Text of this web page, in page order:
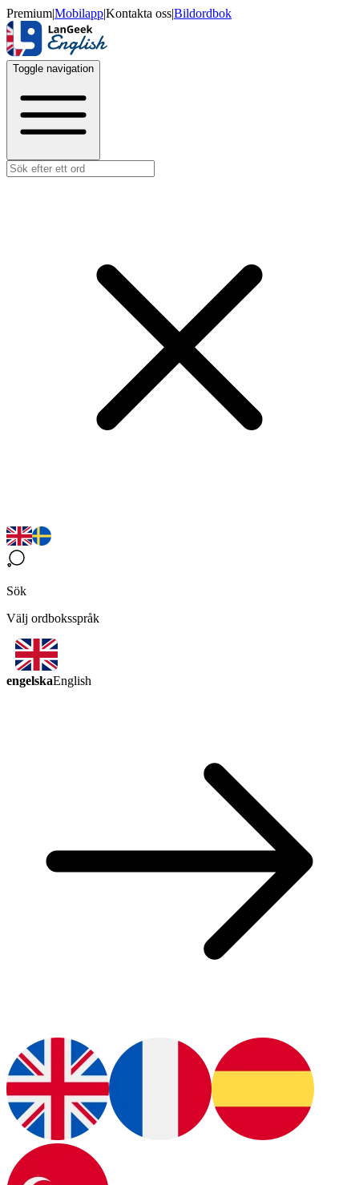
Premium|Mobilapp|Kontakta oss|Bildordbok
Toggle navigation
Sök
Välj ordboksspråk
engelskaEnglish